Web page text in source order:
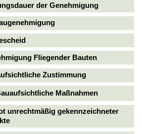
der Genehmigung
Fliegender Bauten
Zustimmung
Maßnahmen
unrechtmäßig gekennzeichneter